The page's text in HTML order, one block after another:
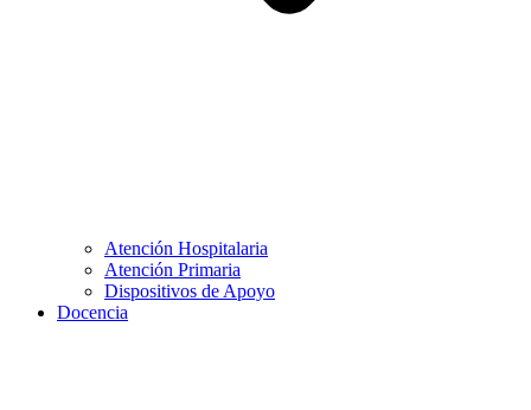
Atención Hospitalaria
Atención Primaria
Dispositivos de Apoyo
Docencia